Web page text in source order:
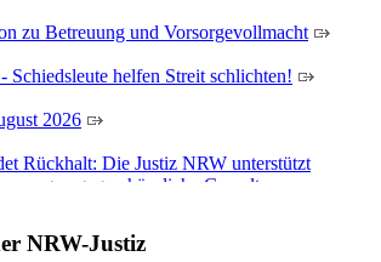
zu Betreuung und Vorsorgevollmacht
Schiedsleute helfen Streit schlichten!
2026
Rückhalt: Die Justiz NRW unterstützt
gegen häusliche Gewalt
innovative Suizidpräventionsarbeit: JVA
NRW-Justiz